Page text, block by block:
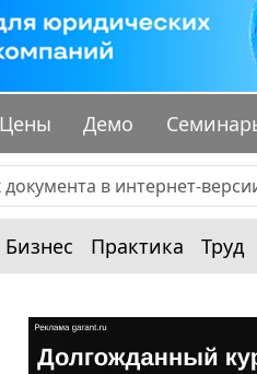
Цены Демо
Бизнес Практика Труд